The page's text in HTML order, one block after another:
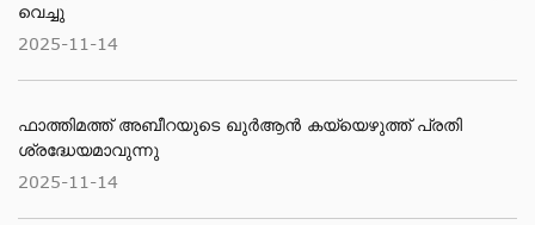
വെച്ചു
2025-11-14
ഫാത്തിമത്ത് അബീറയുടെ ഖുര്‍ആന്‍ കയ്യെഴുത്ത് പ്രതി
ശ്രദ്ധേയമാവുന്നു
2025-11-14